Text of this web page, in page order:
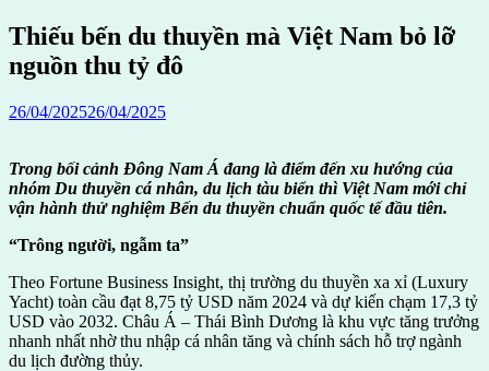
Thiếu bến du thuyền mà Việt Nam bỏ lỡ
nguồn thu tỷ đô
26/04/202526/04/2025
Trong bối cảnh Đông Nam Á đang là điểm đến xu hướng của
nhóm Du thuyền cá nhân, du lịch tàu biển thì Việt Nam mới chỉ
vận hành thử nghiệm Bến du thuyền chuẩn quốc tế đầu tiên.
“Trông người, ngẫm ta”
Theo Fortune Business Insight, thị trường du thuyền xa xỉ (Luxury
Yacht) toàn cầu đạt 8,75 tỷ USD năm 2024 và dự kiến chạm 17,3 tỷ
USD vào 2032. Châu Á – Thái Bình Dương là khu vực tăng trưởng
nhanh nhất nhờ thu nhập cá nhân tăng và chính sách hỗ trợ ngành
du lịch đường thủy.